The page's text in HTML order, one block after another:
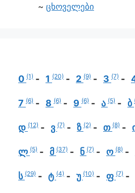
ცხოველები
0 (1) 1 (20) 2 (9) 3 (7)
7 (6) 8 (6) 9 (6) ა (5) ბ
დ (12) ვ (7) ზ (2) თ (8)
ლ (5) მ (37) ნ (7) ო (8)
ს (29) ტ (4) უ (10) ფ (7)